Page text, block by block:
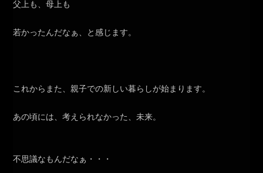
父上も、母上も
若かったんだなぁ、と感じます。
これからまた、親子での新しい暮らしが始まります。
あの頃には、考えられなかった、未来。
不思議なもんだなぁ・・・